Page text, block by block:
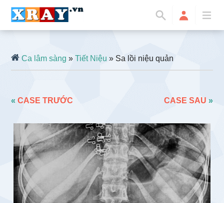
Ca lâm sàng »Tiết Niệu » Sa lồi niệu quản
«CASE TRƯỚC CASE SAU »